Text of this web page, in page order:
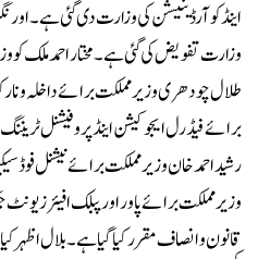
اینڈ کوآرڈینیشن کی وزارت دی گئی ہے۔
وزارت تفویض کی گئی ہے۔مختار احمد ملک کو
طلال چودھری وزیر مملکت برائے داخلہ
برائے فیڈرل ایجوکیشن اینڈ پروفیشنل
رشیداحمد خان وزیر مملکت برائےنیشنل فوڈ
وزیر مملکت برائے پاور اور پبلک افیئرز
قانون و انصاف مقرر کیا گیا ہے۔ بلال اظہر